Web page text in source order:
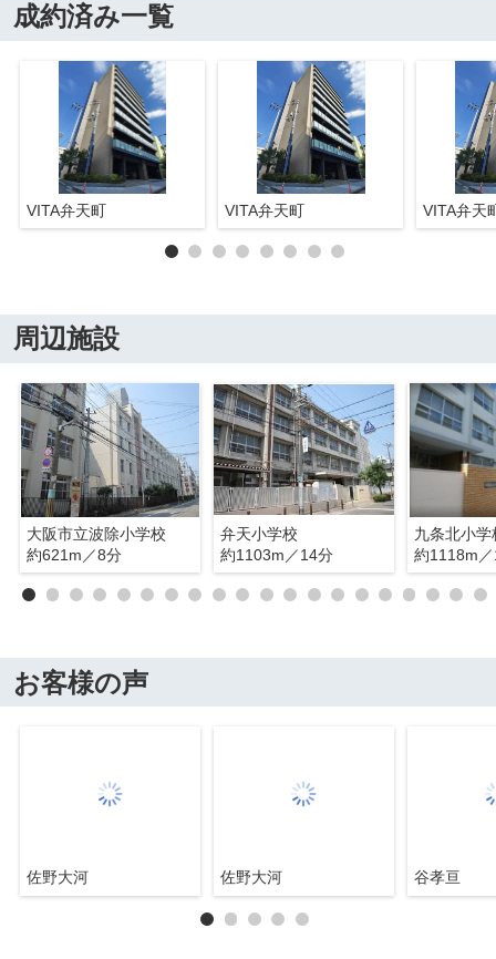
成約済み一覧
VITA弁天町 VITA弁天町 VITA弁天
周辺施設
大阪市立波除小学校
約621m／8分
弁天小学校
約1103m／14分
九条北小学
約1118m
お客様の声
佐野大河 佐野大河 谷孝亘